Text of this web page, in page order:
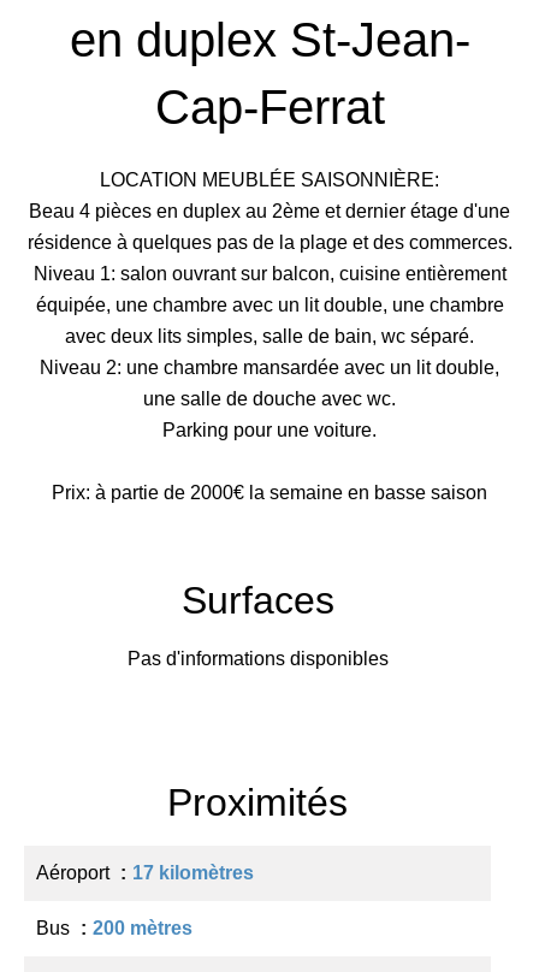
en duplex St-Jean-
Cap-Ferrat
LOCATION MEUBLÉE SAISONNIÈRE:
Beau 4 pièces en duplex au 2ème et dernier étage d'une
résidence à quelques pas de la plage et des commerces.
Niveau 1: salon ouvrant sur balcon, cuisine entièrement
équipée, une chambre avec un lit double, une chambre
avec deux lits simples, salle de bain, wc séparé.
Niveau 2: une chambre mansardée avec un lit double,
une salle de douche avec wc.
Parking pour une voiture.
Prix: à partie de 2000€ la semaine en basse saison
Surfaces
Pas d'informations disponibles
Proximités
Aéroport 17 kilomètres
Bus 200 mètres